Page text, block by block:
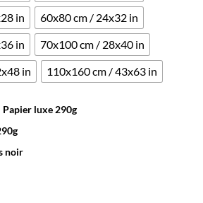
in
60x80 cm / 24x32 in
in
70x100 cm / 28x40 in
in
110x160 cm / 43x63 in
Papier luxe 290g
noir